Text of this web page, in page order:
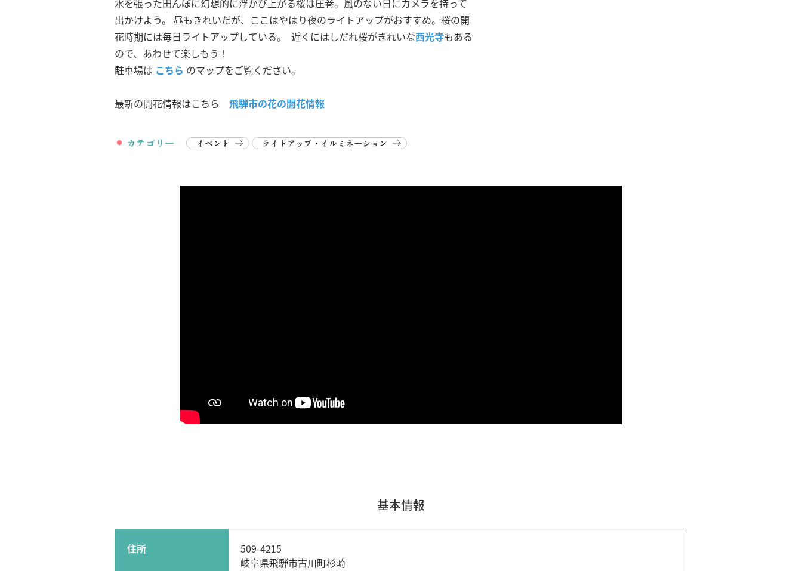
水を張った田んぼに幻想的に浮かび上がる桜は圧巻。風のない日にカメラを持って
出かけよう。 昼もきれいだが、ここはやはり夜のライトアップがおすすめ。桜の開
花時期には毎日ライトアップしている。 近くにはしだれ桜がきれいな西光寺もある
ので、あわせて楽しもう！
駐車場は こちら のマップをご覧ください。
最新の開花情報はこちら 飛騨市の花の開花情報
カテゴリー イベント ライトアップ・イルミネーション
基本情報
住所
509-4215
岐阜県飛騨市古川町杉崎